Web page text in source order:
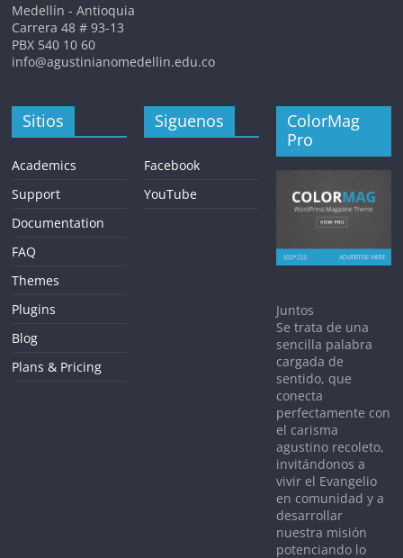
Medellín - Antioquia
Carrera 48 # 93-13
PBX 540 10 60
info@agustinianomedellin.edu.co
Sitios
Academics
Support
Documentation
FAQ
Themes
Plugins
Blog
Plans & Pricing
Siguenos
Facebook
YouTube
ColorMag
Pro
Juntos
Se trata de una
sencilla palabra
cargada de
sentido, que
conecta
perfectamente con
el carisma
agustino recoleto,
invitándonos a
vivir el Evangelio
en comunidad y a
desarrollar
nuestra misión
potenciando lo